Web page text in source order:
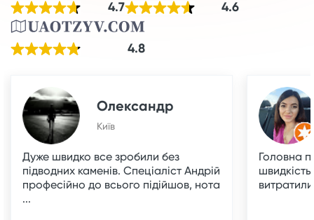
4.7 4.6
4.8
Олександр
Київ
Дуже швидко все зробили без
підводних каменів. Спеціаліст Андрій
професійно до всього підійшов, нота
...
Головна